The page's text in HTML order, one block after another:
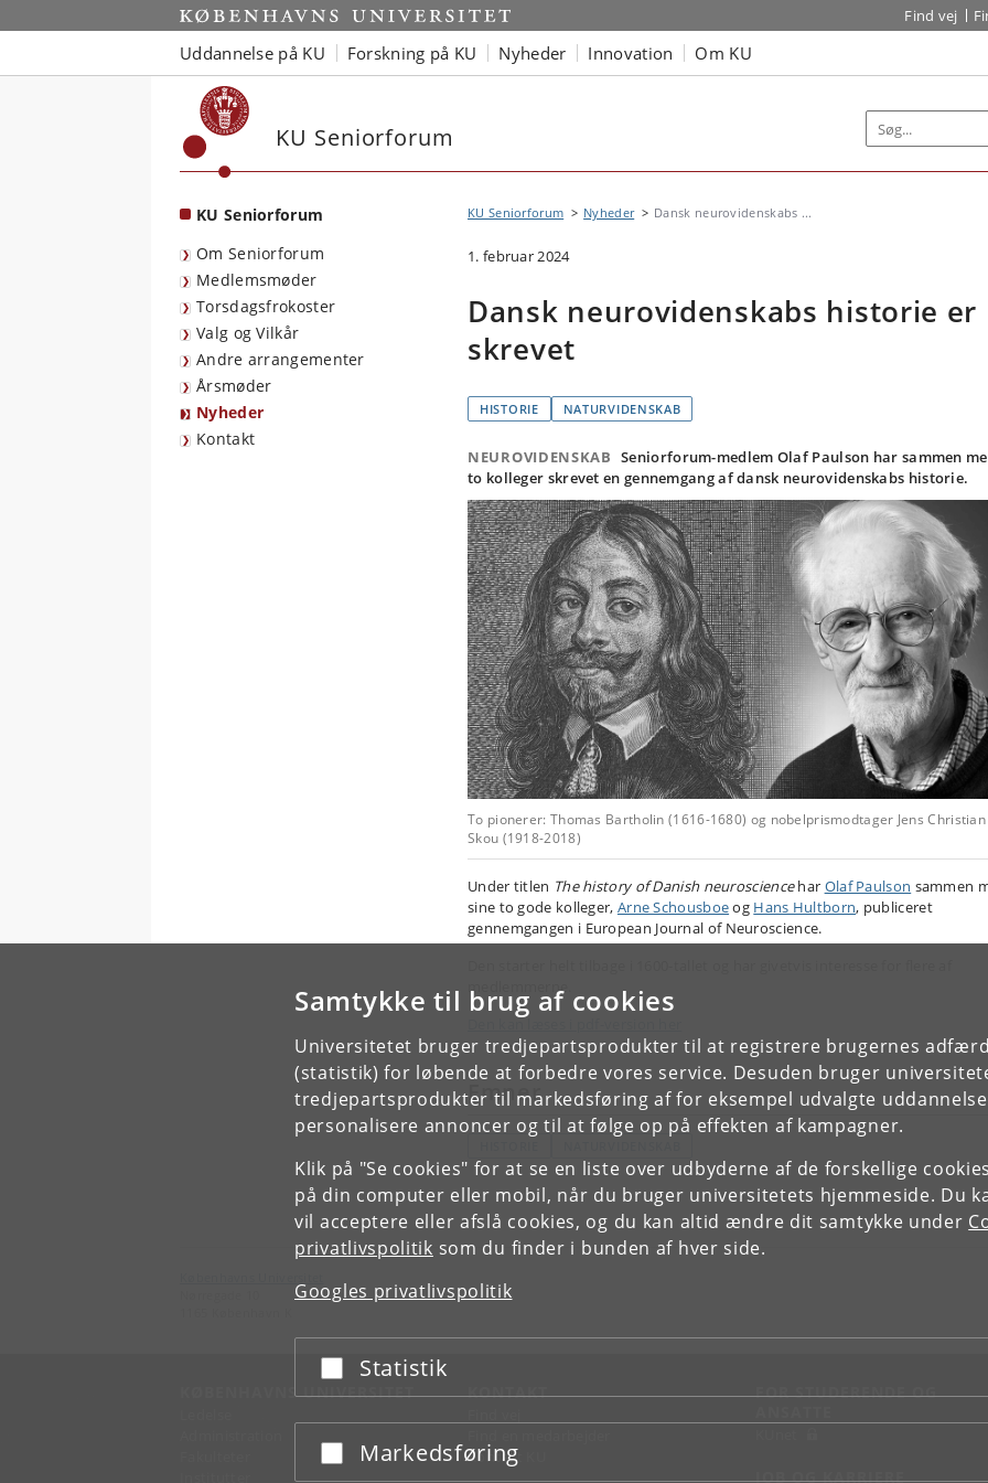
Samtykke til brug af cookies
Universitetet bruger tredjepartsprodukter til at registrere brugernes
(statistik) for løbende at forbedre vores service. Desuden bruger
tredjepartsprodukter til markedsføring af for eksempel udvalgte
personalisere annoncer og til at følge op på effekten af kampagner.
Klik på "Se cookies" for at se en liste over udbyderne af de forskellige
på din computer eller mobil, når du bruger universitetets hjemmeside. Du
vil acceptere eller afslå cookies, og du kan altid ændre dit samtykke under
privatlivspolitik som du finder i bunden af hver side.
Googles privatlivspolitik
Acceptér eller afslå
Statistik
Acceptér eller afslå
Markedsføring
Start Find vej
Uddannelse på KU Forskning på KU Nyheder Innovation Om KU
KU Seniorforum
KU Seniorforum
Om Seniorforum
Medlemsmøder
Torsdagsfrokoster
Valg og Vilkår
Andre arrangementer
Årsmøder
Nyheder
Kontakt
KU Seniorforum Nyheder Dansk neurovidenskabs ...
1. februar 2024
Dansk neurovidenskabs historie er
skrevet
HISTORIE NATURVIDENSKAB
NEUROVIDENSKAB Seniorforum-medlem Olaf Paulson har sammen
to kolleger skrevet en gennemgang af dansk neurovidenskabs historie.
To pionerer: Thomas Bartholin (1616-1680) og nobelprismodtager Jens Christian
Skou (1918-2018)
Under titlen The history of Danish neurosciencehar Olaf Paulson sammen
sine to gode kolleger, Arne Schousboeog Hans Hultborn, publiceret
gennemgangen i European Journal of Neuroscience.
medlemmerne.
Den kan læses i pdf-version her
Emner
KØBENHAVNS UNIVERSITET KONTAKT
Kontakt KU
FOR STUDERENDE OG
JOB OG KARRIERE